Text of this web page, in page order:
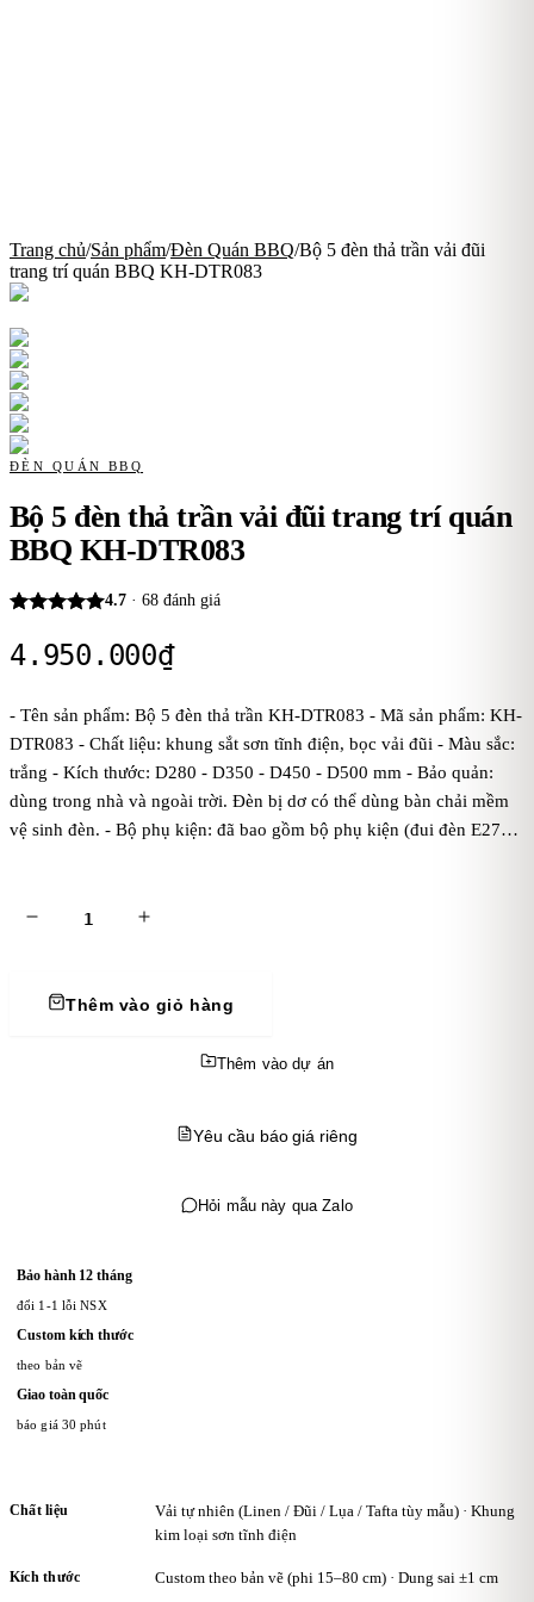
Trang chủ/Sản phẩm/Đèn Quán BBQ/Bộ 5 đèn thả trần vải đũi
trang trí quán BBQ KH-DTR083
ĐÈN QUÁN BBQ
Bộ 5 đèn thả trần vải đũi trang trí quán
BBQ KH-DTR083
4.7 · 68 đánh giá
4.950.000₫
- Tên sản phẩm: Bộ 5 đèn thả trần KH-DTR083 - Mã sản phẩm: KH-
DTR083 - Chất liệu: khung sắt sơn tĩnh điện, bọc vải đũi - Màu sắc:
trắng - Kích thước: D280 - D350 - D450 - D500 mm - Bảo quản:
dùng trong nhà và ngoài trời. Đèn bị dơ có thể dùng bàn chải mềm
vệ sinh đèn. - Bộ phụ kiện: đã bao gồm bộ phụ kiện (đui đèn E27
đẹp và ấm áp hơn. - Điện áp: dòng điện 220V - Mẹo vặt: cách treo
Thêm vào giỏ hàng
Thêm vào dự án
Yêu cầu báo giá riêng
Hỏi mẫu này qua Zalo
Bảo hành 12 tháng
đổi 1-1 lỗi NSX
Custom kích thước
theo bản vẽ
Giao toàn quốc
báo giá 30 phút
Chất liệu
Vải tự nhiên (Linen / Đũi / Lụa / Tafta tùy mẫu) · Khung
kim loại sơn tĩnh điện
Kích thước Custom theo bản vẽ (phi 15–80 cm) · Dung sai ±1 cm